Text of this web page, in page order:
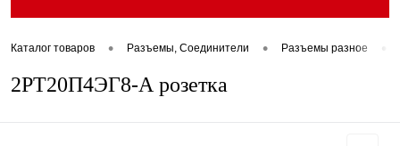
Каталог товаров • Разъемы, Соединители • Разъемы разное
2РТ20П4ЭГ8-А розетка